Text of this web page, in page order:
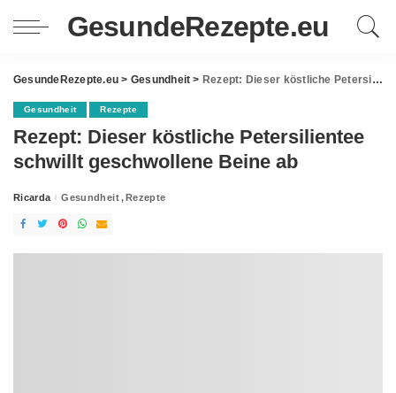
GesundeRezepte.eu
GesundeRezepte.eu > Gesundheit > Rezept: Dieser köstliche Petersilientee schwillt geschwollene Beine ab
Gesundheit Rezepte
Rezept: Dieser köstliche Petersilientee
schwillt geschwollene Beine ab
Posted
Ricarda Gesundheit Rezepte